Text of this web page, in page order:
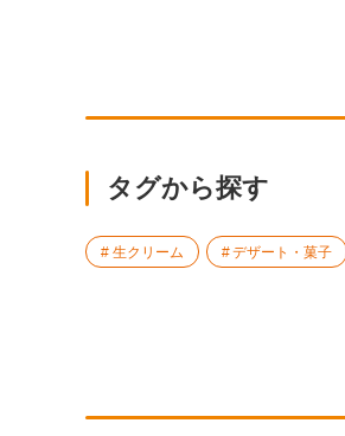
タグから探す
生クリーム デザート・菓子